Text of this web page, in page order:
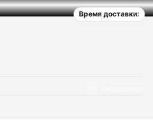
Время доставки: